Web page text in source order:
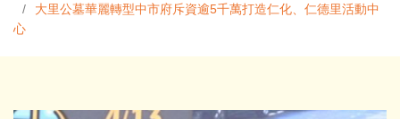
大里公墓華麗轉型中市府斥資逾5千萬打造仁化、仁德里活動中
心